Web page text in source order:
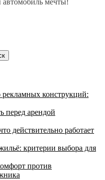
мечты!
конструкций:
перед арендой
действительно работает
критерии выбора для
против